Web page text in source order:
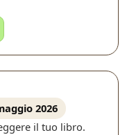
2026
il tuo libro.